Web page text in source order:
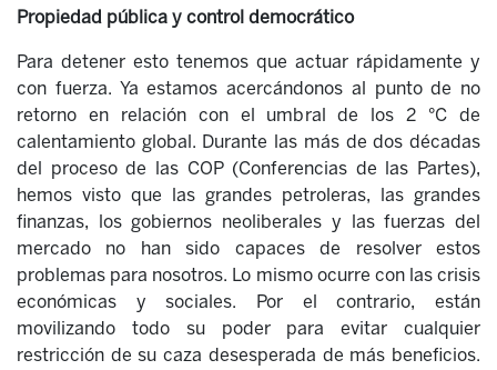
Propiedad pública y control democrático
Para detener esto tenemos que actuar rápidamente y
con fuerza. Ya estamos acercándonos al punto de no
retorno en relación con el umbral de los 2 °C de
calentamiento global. Durante las más de dos décadas
del proceso de las COP (Conferencias de las Partes),
hemos visto que las grandes petroleras, las grandes
finanzas, los gobiernos neoliberales y las fuerzas del
mercado no han sido capaces de resolver estos
problemas para nosotros. Lo mismo ocurre con las crisis
económicas y sociales. Por el contrario, están
movilizando todo su poder para evitar cualquier
restricción de su caza desesperada de más beneficios.